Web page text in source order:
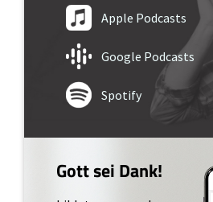
Apple Podcasts
Google Podcasts
Spotify
Gott sei Dank!